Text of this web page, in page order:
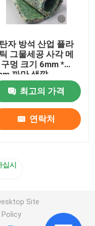
자 방석 산업 플라
그물세공 사각 메
멍 크기 6mm *
까만 색깔
최고의 가격
연락처
시
Site
Policy